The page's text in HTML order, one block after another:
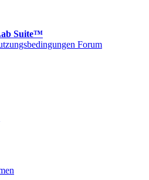
Suite™
Forum